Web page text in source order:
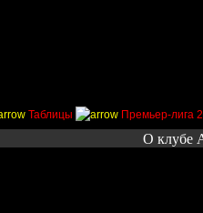
Таблицы Премьер-лига
О клубе